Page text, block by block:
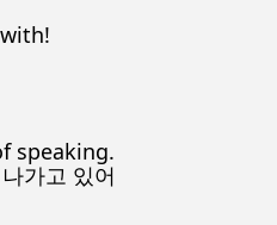
speaking.
가고 있어